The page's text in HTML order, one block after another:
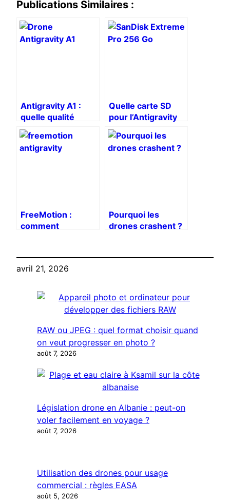
Publications Similaires :
Antigravity A1 :
quelle qualité
vidéo en 360° et
en 8K ? Test
complet
Quelle carte SD
pour l’Antigravity
A1 ?
FreeMotion :
comment
révolutionnaire de
l’Antigravity A1 ?
Pourquoi les
drones crashent ?
change
avril 21, 2026
RAW ou JPEG : quel format choisir quand
on veut progresser en photo ?
août 7, 2026
Législation drone en Albanie : peut-on
voler facilement en voyage ?
août 7, 2026
Utilisation des drones pour usage
commercial : règles EASA
août 5, 2026